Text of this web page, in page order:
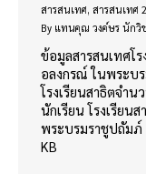
สารสนเทศ, สารสนเทศ
By แทนคุณ วงค์ษร นักวิ
ข้อมูลสารสนเทศโ
อลงกรณ์ ในพระบ
โรงเรียนสาธิตจำ
นักเรียน โรงเรียน
พระบรมราชูปถัมภ์
KB